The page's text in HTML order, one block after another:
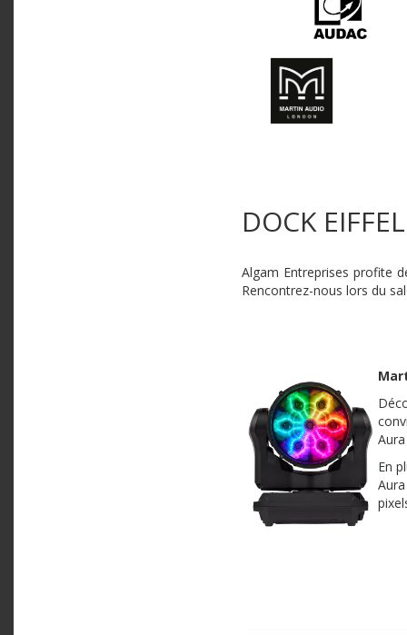
DOCK
Algam Entreprises profite
Rencontrez-nous lors du
En